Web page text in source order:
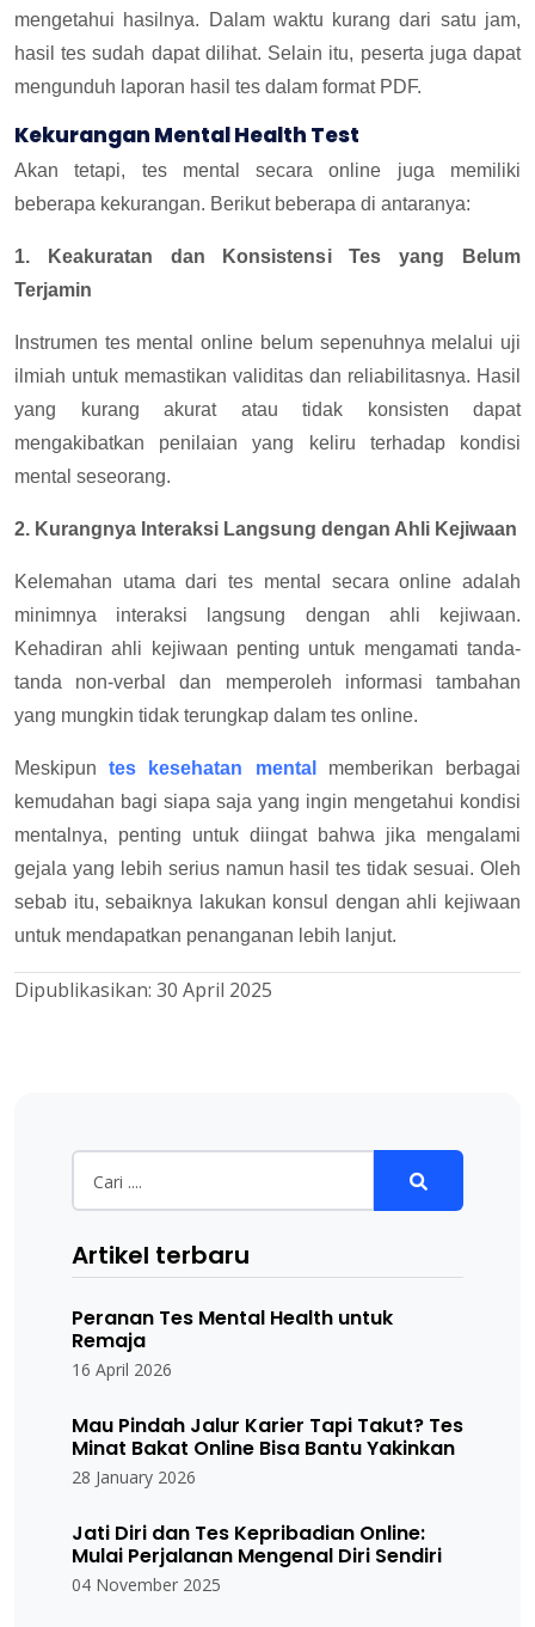
mengetahui hasilnya. Dalam waktu kurang dari satu jam,
hasil tes sudah dapat dilihat. Selain itu, peserta juga dapat
mengunduh laporan hasil tes dalam format PDF.
Kekurangan Mental Health Test
Akan tetapi, tes mental secara online juga memiliki
beberapa kekurangan. Berikut beberapa di antaranya:
1. Keakuratan dan Konsistensi Tes yang Belum
Terjamin
Instrumen tes mental online belum sepenuhnya melalui uji
ilmiah untuk memastikan validitas dan reliabilitasnya. Hasil
yang kurang akurat atau tidak konsisten dapat
mengakibatkan penilaian yang keliru terhadap kondisi
mental seseorang.
2. Kurangnya Interaksi Langsung dengan Ahli Kejiwaan
Kelemahan utama dari tes mental secara online adalah
minimnya interaksi langsung dengan ahli kejiwaan.
Kehadiran ahli kejiwaan penting untuk mengamati tanda-
tanda non-verbal dan memperoleh informasi tambahan
yang mungkin tidak terungkap dalam tes online.
Meskipuntes kesehatan mental
memberikan berbagai
kemudahan bagi siapa saja yang ingin mengetahui kondisi
mentalnya, penting untuk diingat bahwa jika mengalami
gejala yang lebih serius namun hasil tes tidak sesuai. Oleh
sebab itu, sebaiknya lakukan konsul dengan ahli kejiwaan
untuk mendapatkan penanganan lebih lanjut.
Dipublikasikan: 30 April 2025
Artikel terbaru
Peranan Tes Mental Health untuk
Remaja
16 April 2026
Mau Pindah Jalur Karier Tapi Takut? Tes
Minat Bakat Online Bisa Bantu Yakinkan
28 January 2026
Jati Diri dan Tes Kepribadian Online:
Mulai Perjalanan Mengenal Diri Sendiri
04 November 2025